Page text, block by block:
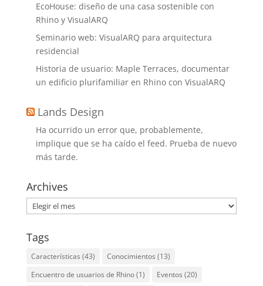
EcoHouse: diseño de una casa sostenible con
Rhino y VisualARQ
Seminario web: VisualARQ para arquitectura
residencial
Historia de usuario: Maple Terraces, documentar
un edificio plurifamiliar en Rhino con VisualARQ
Lands Design
Ha ocurrido un error que, probablemente,
implique que se ha caído el feed. Prueba de nuevo
más tarde.
Archives
Archives
Tags
Características (43) Conocimientos (13)
Encuentro de usuarios de Rhino(1) Eventos (20)